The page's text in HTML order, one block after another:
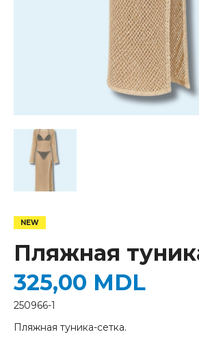
Пляжная
Пляжная туника-сетка.
325,00 MDL
250966-1